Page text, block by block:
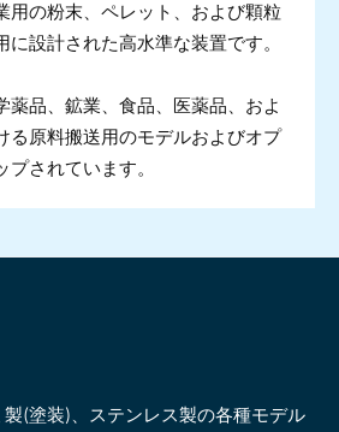
用の粉末、ペレット、および顆粒
設計された高水準な装置です。
薬品、鉱業、食品、医薬品、およ
る原料搬送用のモデルおよびオプ
されています。
(塗装)、ステンレス製の各種モデル